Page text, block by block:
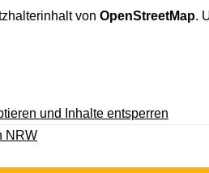
von OpenStreetMap.
und Inhalte entsperren